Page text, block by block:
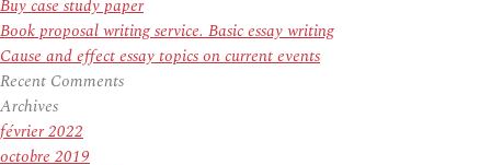
Buy case study paper
Book proposal writing service. Basic essay writing
Cause and effect essay topics on current events
Recent Comments
Archives
février 2022
octobre 2019